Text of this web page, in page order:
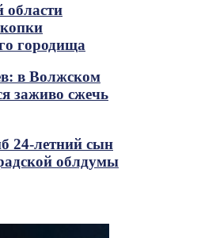
области
городища
в Волжском
заживо сжечь
24-летний сын
облдумы